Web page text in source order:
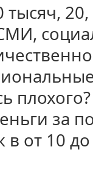
за
от 10